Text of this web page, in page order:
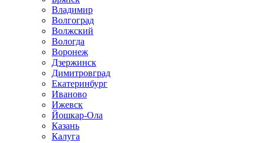
Владимир
Волгоград
Волжский
Вологда
Воронеж
Дзержинск
Димитровград
Екатеринбург
Иваново
Ижевск
Йошкар-Ола
Казань
Калуга